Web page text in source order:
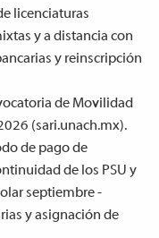
licenciaturas
y a distancia con
y reinscripción
de Movilidad
(sari.unach.mx).
de pago de
de los PSU y
septiembre -
y asignación de